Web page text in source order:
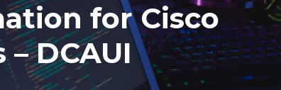
for Cisco
DCAUI